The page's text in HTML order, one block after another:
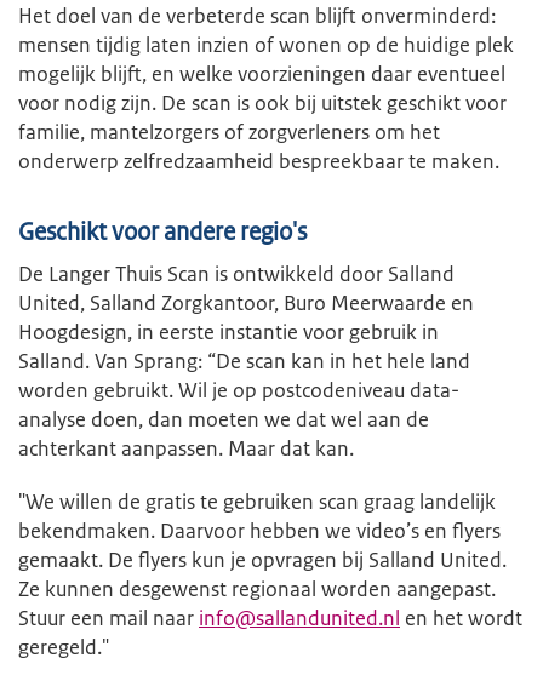
Het doel van de verbeterde scan blijft onverminderd:
mensen tijdig laten inzien of wonen op de huidige plek
mogelijk blijft, en welke voorzieningen daar eventueel
voor nodig zijn. De scan is ook bij uitstek geschikt voor
familie, mantelzorgers of zorgverleners om het
onderwerp zelfredzaamheid bespreekbaar te maken.
Geschikt voor andere regio's
De Langer Thuis Scan is ontwikkeld door Salland
United, Salland Zorgkantoor, Buro Meerwaarde en
Hoogdesign, in eerste instantie voor gebruik in
Salland. Van Sprang: “De scan kan in het hele land
worden gebruikt. Wil je op postcodeniveau data-
analyse doen, dan moeten we dat wel aan de
achterkant aanpassen. Maar dat kan.
"We willen de gratis te gebruiken scan graag landelijk
bekendmaken. Daarvoor hebben we video’s en flyers
gemaakt. De flyers kun je opvragen bij Salland United.
Ze kunnen desgewenst regionaal worden aangepast.
Stuur een mail naar info@sallandunited.nl en het wordt
geregeld."